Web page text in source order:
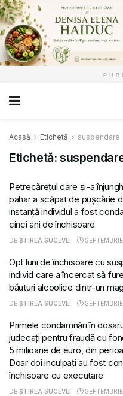
Acasă Etichetă suspendare
Etichetă:
Petrecărețul care și-a
pahar a scăpat de pușcărie
instanță individul a fost
cinci ani de închisoare
DE ȘTIREA SUCEVEI
Opt luni de închisoare cu
individ care a încercat să
băuturi alcoolice dintr-un
DE ȘTIREA SUCEVEI
Primele condamnări în
judecați pentru fraudă cu
5 milioane de euro, din
Doar doi inculpați au fost
închisoare cu executare
DE ȘTIREA SUCEVEI